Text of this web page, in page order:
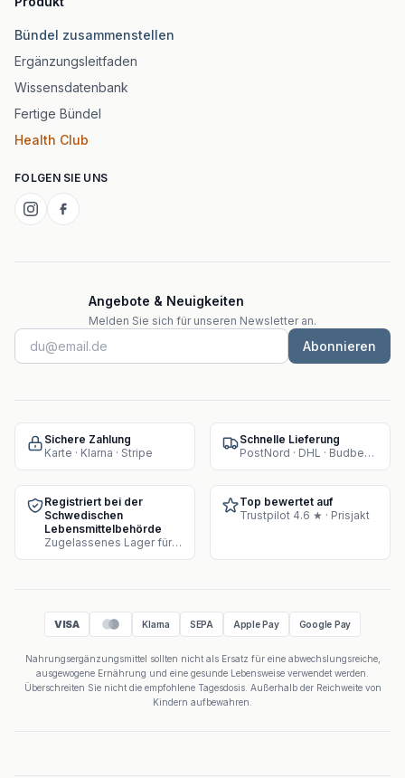
Bündel zusammenstellen
Ergänzungsleitfaden
Wissensdatenbank
Fertige Bündel
Health Club
FOLGEN SIE UNS
Angebote & Neuigkeiten
Melden Sie sich für unseren Newsletter an.
Abonnieren
Sichere Zahlung
Karte · Klarna · Stripe
Schnelle Lieferung
PostNord · DHL · Budbee · Instabox
Registriert bei der
Schwedischen
Lebensmittelbehörde
Zugelassenes Lager für Supplement-Verkauf
Top bewertet auf
Trustpilot 4.6 ★ · Prisjakt
VISA Klarna SEPA Apple Pay Google Pay
Nahrungsergänzungsmittel sollten nicht als Ersatz für eine abwechslungsreiche,
ausgewogene Ernährung und eine gesunde Lebensweise verwendet werden.
Überschreiten Sie nicht die empfohlene Tagesdosis. Außerhalb der Reichweite von
Kindern aufbewahren.